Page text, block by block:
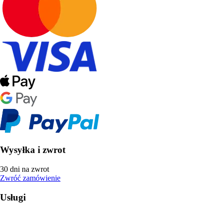
Wysyłka i zwrot
30 dni na zwrot
Zwróć zamówienie
Usługi